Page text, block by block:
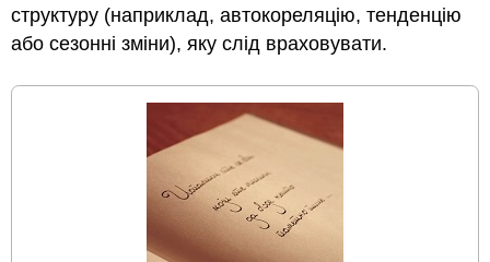
структуру (наприклад, автокореляцію, тенденцію
або сезонні зміни), яку слід враховувати.